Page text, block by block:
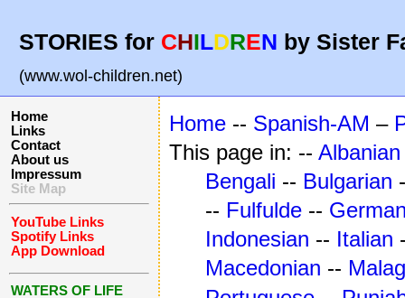
STORIES for CHILDREN by Sister
(www.wol-children.net)
Home
Links
Contact
About us
Impressum
Site Map
YouTube Links
Spotify Links
App Download
WATERS OF LIFE
Home -- Spanish-AM –
This page in: -- Albanian
Bengali -- Bulgarian
-- Fulfulde --
Indonesian -- Italian
Macedonian --